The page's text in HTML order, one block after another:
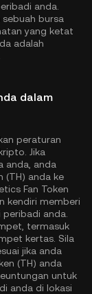
anda.
bursa
yang ketat
adalah
dalam
peraturan
Jika
anda, anda
(TH) anda ke
Fan Token
kendiri memberi
anda.
termasuk
kertas. Sila
jika anda
(TH) anda
untuk
anda di lokasi